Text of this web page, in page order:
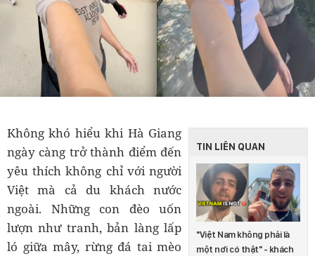
TIN LIÊN QUAN
"Việt Nam không phải là
một nơi có thật" - khách
Không khó hiểu khi Hà Giang
ngày càng trở thành điểm đến
yêu thích không chỉ với người
Việt mà cả du khách nước
ngoài. Những con đèo uốn
lượn như tranh, bản làng lấp
ló giữa mây, rừng đá tai mèo